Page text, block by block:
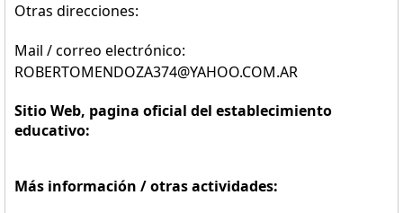
Otras direcciones:
Mail / correo electrónico:
ROBERTOMENDOZA374@YAHOO.COM.AR
Sitio Web, pagina oficial del establecimiento
educativo:
Más información / otras actividades: